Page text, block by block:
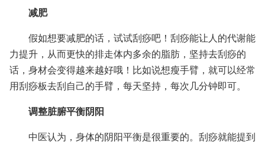
减肥
假如想要减肥的话，试试刮痧吧！刮痧能让人的代谢能
力提升，从而更快的排走体内多余的脂肪，坚持去刮痧的
话，身材会变得越来越好哦！比如说想瘦手臂，就可以经常
用刮痧板去刮自己的手臂，每天坚持，每次几分钟即可。
调整脏腑平衡阴阳
中医认为，身体的阴阳平衡是很重要的。刮痧就能提到